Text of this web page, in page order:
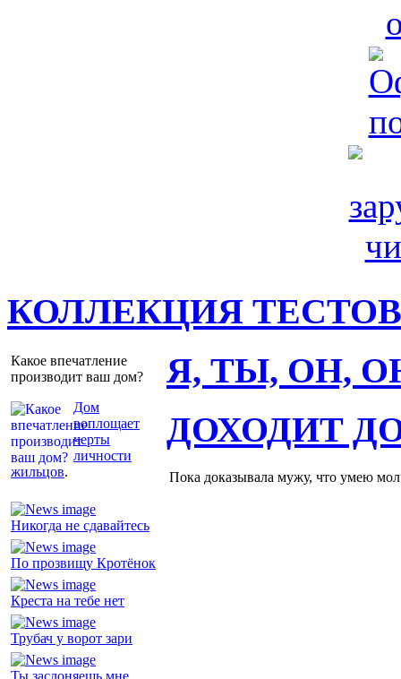
КОЛЛЕКЦИЯ ТЕСТОВ
Какое впечатление
производит ваш дом?
Дом
воплощает
черты
личности
жильцов.
Я, ТЫ, ОН,
Никогда не сдавайтесь
По прозвищу Кротёнок
Креста на тебе нет
Трубач у ворот зари
Ты заслоняешь мне
ДОХОДИТ
Пока доказывала мужу, что умею